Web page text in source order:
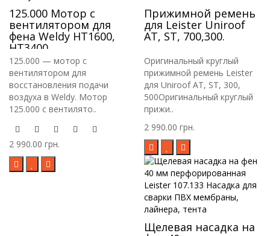
125.000 Мотор с
вентилятором для
фена Weldy HT1600,
HT3400
125.000 — мотор с
вентилятором для
восстановления подачи
воздуха в Weldy. Мотор
125.000 с вентилято..
2 990.00 грн.
Прижимной ремень
для Leister Uniroof
AT, ST, 700,300.
Оригинальный круглый
прижимной ремень Leister
для Uniroof AT, ST, 300,
500Оригинальный круглый
прижи..
2 990.00 грн.
Щелевая насадка на